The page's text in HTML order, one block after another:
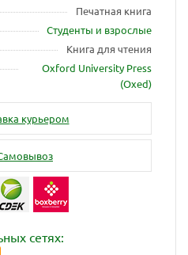
Печатная книга
Студенты и взрослые
Книга для чтения
Oxford University Press
(Oxed)
курьером
сетях: